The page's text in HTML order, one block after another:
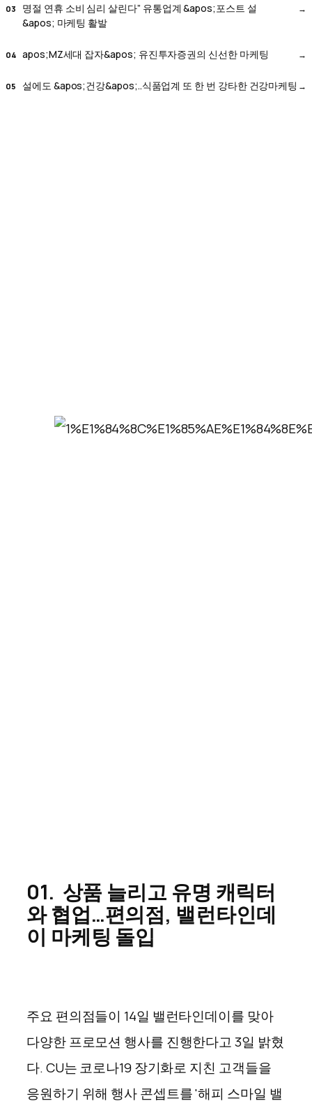
명절 연휴 소비 심리 살린다” 유통업계 &apos;포스트 설
&apos; 마케팅 활발
apos;MZ세대 잡자&apos; 유진투자증권의 신선한 마케팅
설에도 &apos;건강&apos;..식품업계 또 한 번 강타한 건강마케팅
01. 상품 늘리고 유명 캐릭터
와 협업…편의점, 밸런타인데
이 마케팅 돌입
주요 편의점들이 14일 밸런타인데이를 맞아
다양한 프로모션 행사를 진행한다고 3일 밝혔
다. CU는 코로나19 장기화로 지친 고객들을
응원하기 위해 행사 콘셉트를 '해피 스마일 밸